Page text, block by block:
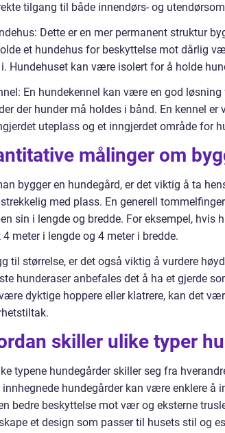
tilgang til både innendørs- og
Dette er en mer permanent struktur
et hundehus for beskyttelse mot dårlig
Hundehuset kan være isolert for å holde
En hundekennel kan være en god
der hunder må holdes i bånd. En kennel
uteplass og et inngjerdet område for
målinger om
bygger en hundegård, er det viktig å ta
med plass. En generell
sin i lengde og bredde. For eksempel,
meter i lengde og 4 meter i bredde.
til størrelse, er det også viktig å vurdere
hunderaser anbefales det å ha et gjerde
dyktige hoppere eller klatrere, kan det
skiller ulike typer
typene hundegårder skiller seg fra
innhegnede hundegårder kan være enklere å
bedre beskyttelse mot vær og eksterne
et design som passer til husets stil og